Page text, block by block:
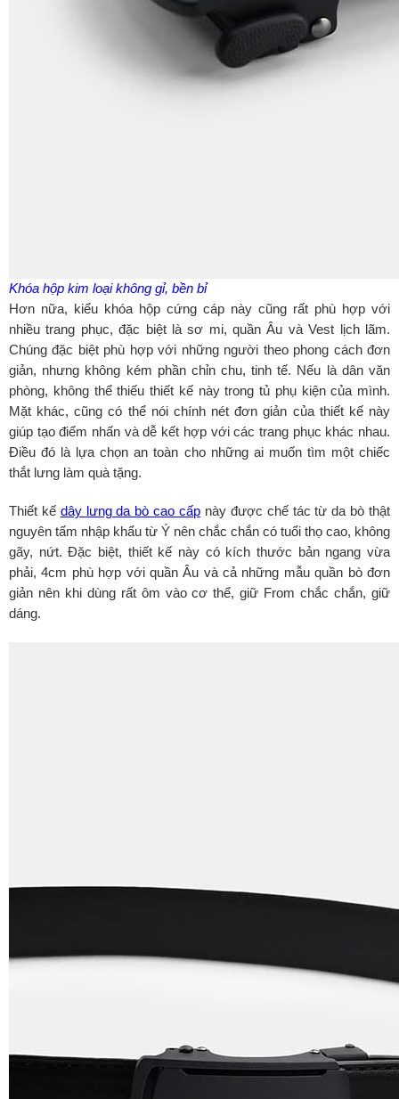
Khóa hộp kim loại không gỉ, bền bỉ
Hơn nữa, kiểu khóa hộp cứng cáp này cũng rất phù hợp với
nhiều trang phục, đặc biệt là sơ mi, quần Âu và Vest lịch lãm.
Chúng đặc biệt phù hợp với những người theo phong cách đơn
giản, nhưng không kém phần chỉn chu, tinh tế. Nếu là dân văn
phòng, không thể thiếu thiết kế này trong tủ phụ kiện của mình.
Mặt khác, cũng có thể nói chính nét đơn giản của thiết kế này
giúp tạo điểm nhấn và dễ kết hợp với các trang phục khác nhau.
Điều đó là lựa chọn an toàn cho những ai muốn tìm một chiếc
thắt lưng làm quà tặng.
Thiết kế dây lưng da bò cao cấp này được chế tác từ da bò thật
nguyên tấm nhập khẩu từ Ý nên chắc chắn có tuổi thọ cao, không
gãy, nứt. Đặc biệt, thiết kế này có kích thước bản ngang vừa
phải, 4cm phù hợp với quần Âu và cả những mẫu quần bò đơn
giản nên khi dùng rất ôm vào cơ thể, giữ From chắc chắn, giữ
dáng.